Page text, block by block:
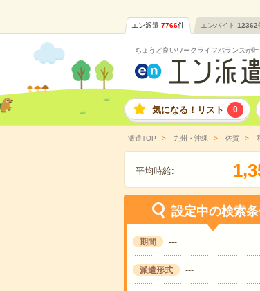
エン派遣 7766件 エンバイト 12362
ちょうど良いワークライフバランスが叶
気になる！リスト 0
派遣TOP 九州・沖縄 佐賀
平均時給: 1,3
設定中の検索
期間 ---
派遣形式 ---